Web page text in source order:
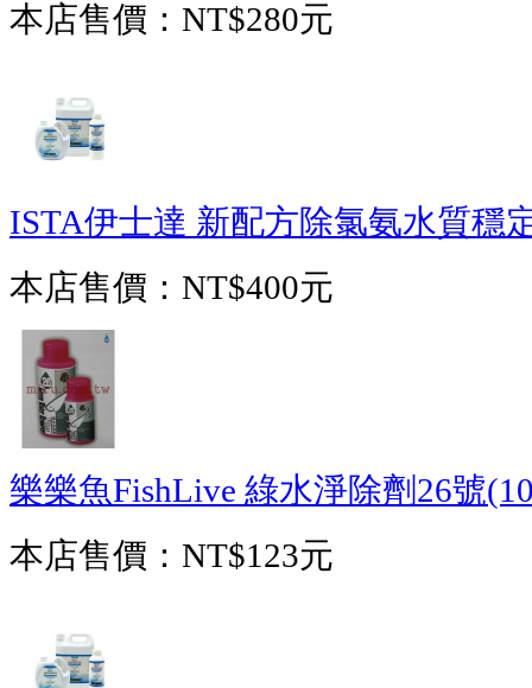
本店售價： NT$280元
ISTA伊士達 新配方除氯氨水質穩
本店售價： NT$400元
樂樂魚FishLive 綠水淨除劑26號
本店售價： NT$123元